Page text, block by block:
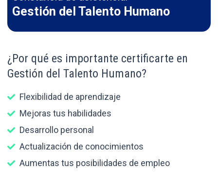
Gestión del Talento Humano
¿Por qué es importante certificarte en
Gestión del Talento Humano?
Flexibilidad de aprendizaje
Mejoras tus habilidades
Desarrollo personal
Actualización de conocimientos
Aumentas tus posibilidades de empleo